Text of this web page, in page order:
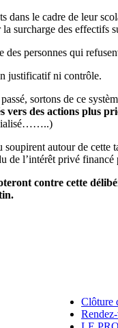
dans le cadre de leur
surcharge des effectifs
personnes qui
justificatif ni contrôle.
sortons de ce
vers des actions plus
soupirent autour de cette
de l’intérêt privé
contre cette
Clôture